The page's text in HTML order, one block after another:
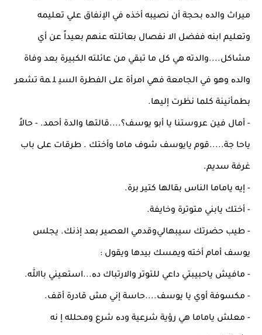
ﻣﻴﺮاث واﻟﺪﻩ ﺑﺤﺠﺔ أن ﻧﺼﻴﺒﻪ أﺧﺬﻩ ﻓﻲ اﻹﻧﻔﺎق ﻋﻠﻲ ﺗﻌﻠﻴﻤﻪ
وﺗﻌﻠﻴﻢ اﺑﻨﻪ ﻓﻔﻀﻞ اﻻ ﻧﻔﺼﺎل ﺑﻌﺎﺋﻠﺘﻪ ﻋﻨﻬﻢ ﺑﻌﻴﺪاً ﻋﻦ أي
ﻣﺸﺎﻛﻞ....واﻟﺪﺗﻪ ﻫﻲ ﻛﻞ ﻣﺎ ﺗﺒﻘﻲ ﻣﻦ ﻋﺎﺋﻠﺘﻪ اﻟﻜﺒﻴﺮة ﺑﻌﺪ وﻓﺎة
واﻟﺪﻩ وﻫﻮ ﻓﻲ اﻟﺠﺎﻣﻌﺔ ﻓﻬﻲ اﻣﺮأة ﻋﻠﻰ اﻟﻔﻄﺮة اﻟﺴﻴ ﻠ ﻤﺔ ﺗﺸﻌﺮ
ﺑﻄﻤﺄﻧﻴﻨﺔ ﻛﻠﻤﺎ ﻧﻈﺮت إﻟﻴﻬﺎ.
- أﻣﺎل ﻓﻴﻦ ﻋﺮوﺳﺘﻨﺎ ﻳﺎ أﺑﻮ ﻳﻮﺳﻒ؟....ﻗﺎﻟﺘﻬﺎ واﻟﺪة أﺣﻤﺪ. - ﺣﺎﻻً
ﻳﺎﺣﺎ ﺟﺔ.....ﻗﻮم ﻳﺎﻳﻮﺳﻒ ﺷﻮف ﻣﺎﻣﺎ وأﺧﺘﻚ . ﻃﺮﻗﺎت ﻋﻠﻰ ﺑﺎب
ﻏﺮﻓﺔ ﺳﺪﻳﻢ.
- إﻳﻪ ﻳﺎﻣﺎﻣﺎ اﻟﻨﺎس ﺑﻘﺎﻟﻬﺎ ﻛﺘﻴﺮ ﺑﺮة.
- أﺧﺘﻚ ﻳﺎﺑﻨﻲ ﻣﺘﻮﺗﺮة وﺧﺎﻳﻔﺔ.
- ﻃﻴﺐ ﺣﻀﺮﺗﻚ ﺳﻴﺒﻬﺎﻟﻲوﻗﺪﻣﻲ اﻟﻌﺼﻴﺮ ﺑﻌﺪ إذﻧﻚ. ﻳﺠﻠﺲ
ﻳﻮﺳﻒ أﻣﺎم أﺧﺘﻪ وﻳﻤﺴﻚ ﺑﻴﺪﻫﺎ وﻳﻘﻮل :
- ﻣﺎﻓﻴﺶ ﻳﺎﺣﺒﻴﺒﺘﻲ داﻋﻲ ﻟﻠﺘﻮﺗﺮ واﻻرﺗﺒﺎك دﻩ...اﺳﺘﻌﻴﻨﻲ ﺑﺎﷲ.
- ﻣﻜﺴﻮﻓﺔ أوي ﻳﺎ ﻳﻮﺳﻒ....ﺣﺎﺳﺔ إﻧﻲ ﻣﺶ ﻗﺎدرة أﻗﻒ.
- ﻣﻌﻠﺶ ﻳﺎﻣﺎﻣﺎ ﻫﻲ رؤﻳﺔ ﺷﺮﻋﻴﺔ ودﻩ ﺷﺮع وﻣﺤﻠﻠﻪ إ ﻧﻪ